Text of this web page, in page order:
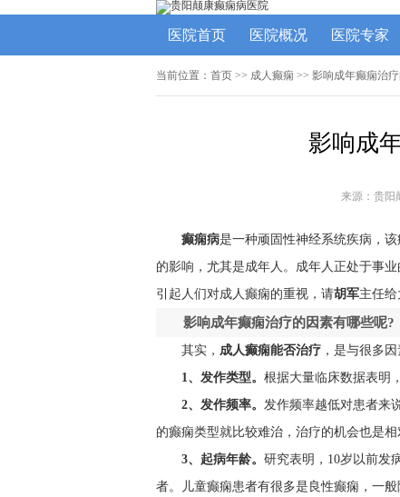
医院首页 医院概况 医院专家
当前位置： 首页 >> 成人癫痫 >> 影响成年癫痫治
影响成
来源：贵阳
癫痫病是一种顽固性神经系统疾病，
的影响，尤其是成年人。成年人正处于事
引起人们对成人癫痫的重视，请胡军主任
影响成年癫痫治疗的因素有哪些呢?
其实， 成人癫痫能否治疗 ，是与很多
1、发作类型。 根据大量临床数据表明
2、发作频率。 发作频率越低对患者来
的癫痫类型就比较难治，治疗的机会也是相
3、起病年龄。 研究表明，10岁以前发
者。儿童癫痫患者有很多是良性癫痫，一